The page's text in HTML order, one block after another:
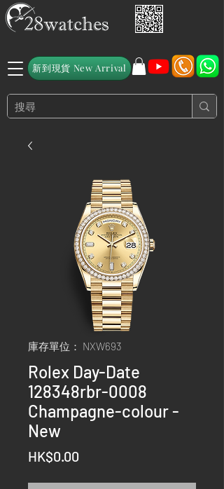
新到現貨 New Arrival
庫存單位： NXW693
Rolex Day-Date
128348rbr-0008
Champagne-colour -
New
HK$0.00